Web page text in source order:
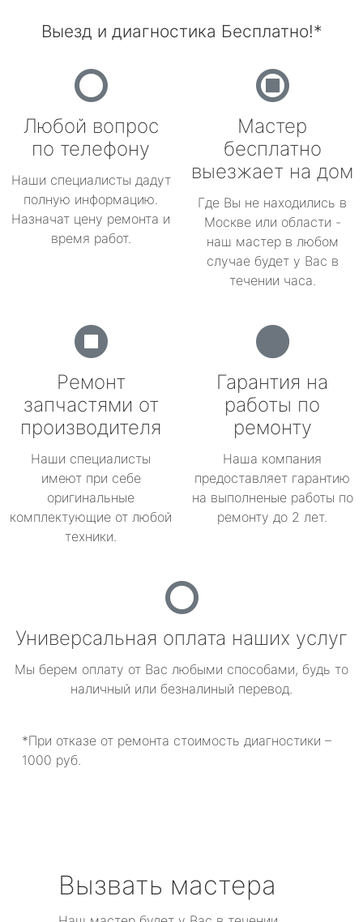
Выезд и диагностика Бесплатно!*
Любой вопрос
по телефону
Наши специалисты дадут
полную информацию.
Назначат цену ремонта и
время работ.
Мастер
бесплатно
выезжает на дом
Где Вы не находились в
Москве или области -
наш мастер в любом
случае будет у Вас в
течении часа.
Ремонт
запчастями от
производителя
Наши специалисты
имеют при себе
оригинальные
комплектующие от любой
техники.
Гарантия на
работы по
ремонту
Наша компания
предоставляет гарантию
на выполненые работы по
ремонту до 2 лет.
Универсальная оплата наших услуг
Мы берем оплату от Вас любыми способами, будь то
наличный или безналиный перевод.
*При отказе от ремонта стоимость диагностики –
1000 руб.
Вызвать мастера